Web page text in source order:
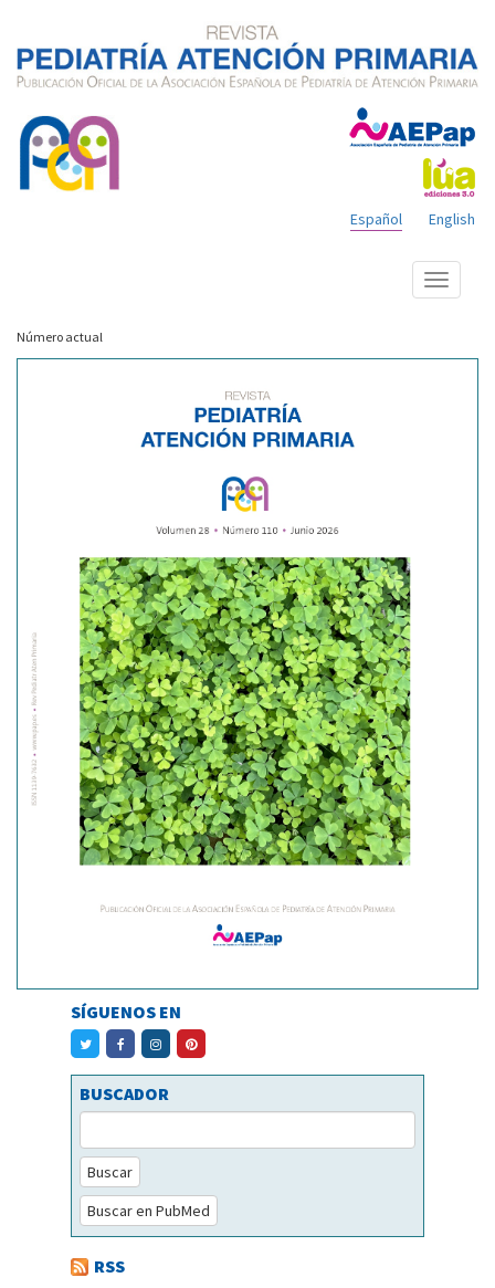
English
Español
Mostrar
menú
Número actual
SÍGUENOS EN
BUSCADOR
Buscar
Buscar en PubMed
RSS